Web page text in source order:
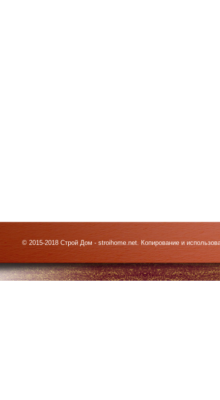
© 2015-2018 Строй Дом - stroihome.net. Копирование и